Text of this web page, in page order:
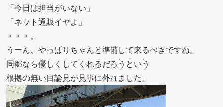
「今日は担当がいない」
「ネット通販イヤよ」
・・・。
うーん、やっぱりちゃんと準備して来るべきですね。
同郷なら優しくしてくれるだろうという
根拠の無い目論見が見事に外れました。